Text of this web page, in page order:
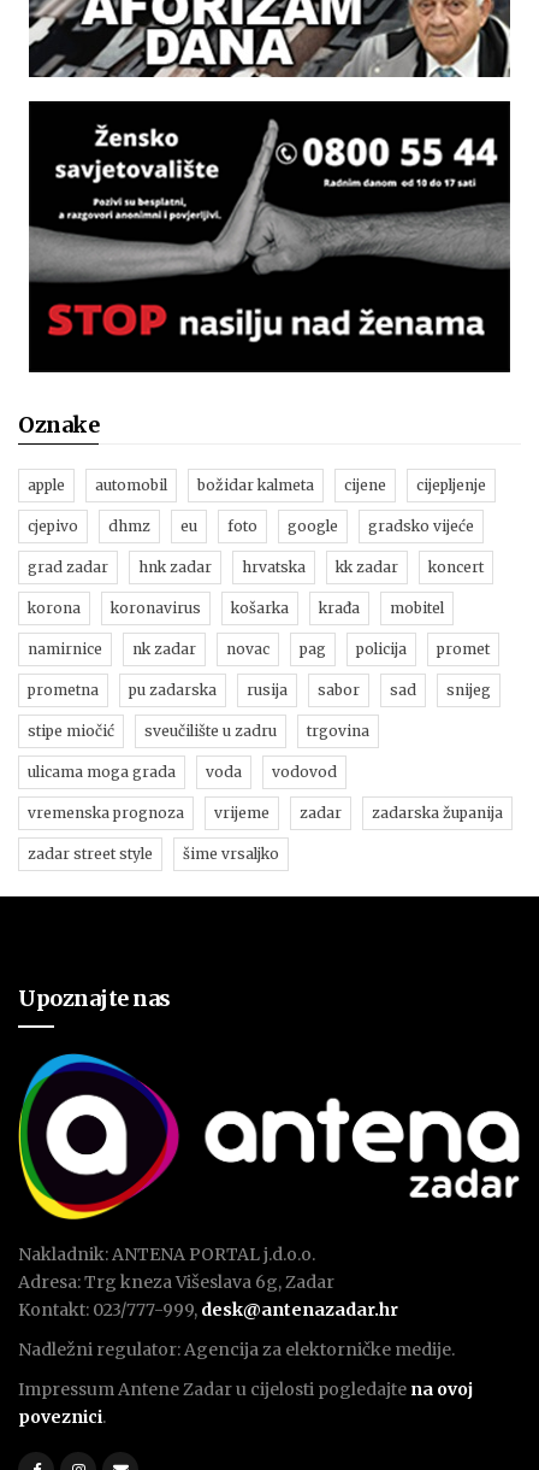
Oznake
apple automobil božidar kalmeta cijene cijepljenje
cjepivo dhmz eu foto google gradsko vijeće
grad zadar hnk zadar hrvatska kk zadar koncert
korona koronavirus košarka krađa mobitel
namirnice nk zadar novac pag policija promet
prometna pu zadarska rusija sabor sad snijeg
stipe miočić sveučilište u zadru trgovina
ulicama moga grada voda vodovod
vremenska prognoza vrijeme zadar zadarska županija
zadar street style šime vrsaljko
Upoznajte nas
Nakladnik: ANTENA PORTAL j.d.o.o.
Adresa: Trg kneza Višeslava 6g, Zadar
Kontakt: 023/777-999, desk@antenazadar.hr
Nadležni regulator: Agencija za elektorničke medije.
Impressum Antene Zadar u cijelosti pogledajte na ovoj
poveznici.